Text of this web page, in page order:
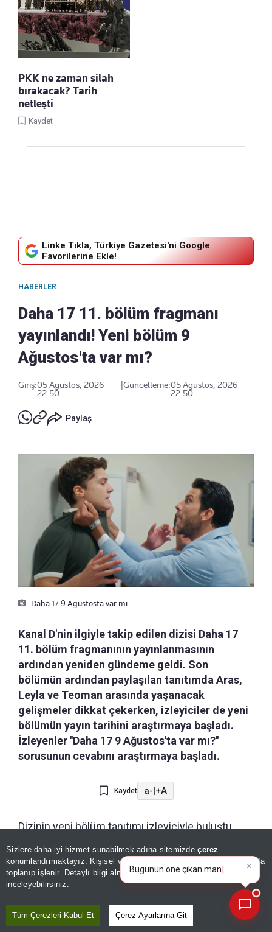
Sizlere daha iyi hizmet sunabilmek adına sitemizdeçerez
konumlandırmaktayız. Kişisel verileriniz, KVKK ve GDPR kapsamında
toplanıp işlenir. Detaylı bilgi almak içinAydınlatma Metnimizi
inceleyebilirsiniz.
Tüm Çerezleri Kabul Et Çerez Ayarlarına Git
PKK ne zaman silah
bırakacak? Tarih
netleşti
Kaydet
Linke Tıkla, Türkiye Gazetesi'ni Google
Favorilerine Ekle!
HABERLER
Daha 17 11. bölüm fragmanı
yayınlandı! Yeni bölüm 9
Ağustos'ta var mı?
Giriş:05 Ağustos, 2026 -
22:50
Güncelleme:05 Ağustos, 2026 -
22:50
Paylaş
Daha 17 9 Ağustosta var mı
Kanal D'nin ilgiyle takip edilen dizisi Daha 17
11. bölüm fragmanının yayınlanmasının
ardından yeniden gündeme geldi. Son
bölümün ardından paylaşılan tanıtımda Aras,
Leyla ve Teoman arasında yaşanacak
gelişmeler dikkat çekerken, izleyiciler de yeni
bölümün yayın tarihini araştırmaya başladı.
İzleyenler ''Daha 17 9 Ağustos'ta var mı?''
sorusunun cevabını araştırmaya başladı.
Kaydet a-|+A
Dizinin yeni bölüm tanıtımı izleyiciyle buluştu.
Fragmanda Teoman, kendisinden gizlenen
gerçekleri öğrenmek için harekete geçerken,
Leyla ise Aras'a Bodrum'a geliş nedenini ve
kardeşine ulaşabilmek için Serhat'ın verdiği
ipuçlarını çözmeye çalışıyor. Serhat'ın söylediği
×
Bugünün öne çıkan manşetleri
ve gelişmeleri neler?